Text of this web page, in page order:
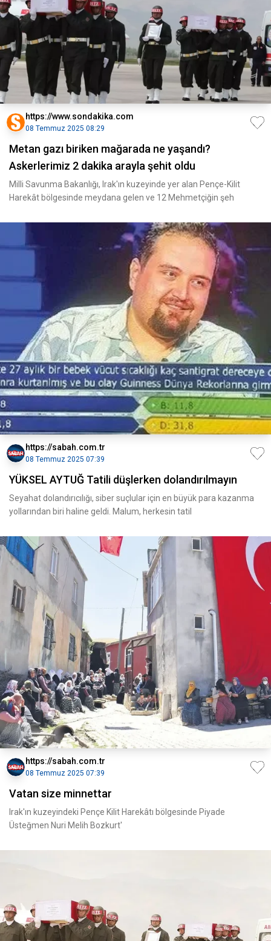
https://www.sondakika.com
08 Temmuz 2025 08:29
Metan gazı biriken mağarada ne yaşandı?
Askerlerimiz 2 dakika arayla şehit oldu
Milli Savunma Bakanlığı, Irak'ın kuzeyinde yer alan Pençe-Kilit
Harekât bölgesinde meydana gelen ve 12 Mehmetçiğin şeh
https://sabah.com.tr
08 Temmuz 2025 07:39
YÜKSEL AYTUĞ Tatili düşlerken dolandırılmayın
Seyahat dolandırıcılığı, siber suçlular için en büyük para kazanma
yollarından biri haline geldi. Malum, herkesin tatil
https://sabah.com.tr
08 Temmuz 2025 07:39
Vatan size minnettar
Irak'ın kuzeyindeki Pençe Kilit Harekâtı bölgesinde Piyade
Üsteğmen Nuri Melih Bozkurt'